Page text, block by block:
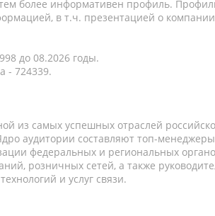
более информативен профиль.
в т.ч. презентацией о
до 08.2026 годы.
- 724339.
из самых успешных отраслей
аудитории составляют топ-
федеральных и региональных
розничных сетей, а также
и услуг связи.